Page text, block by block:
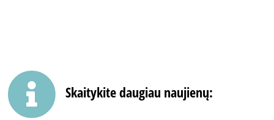
 Skaitykite daugiau naujienų: